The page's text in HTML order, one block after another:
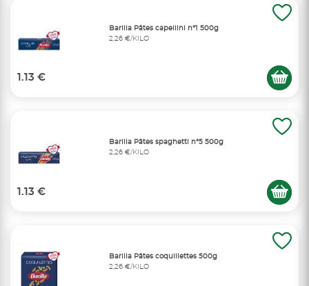
Barilla Pâtes capellini n°1 500g
2,26 €/KILO
1.13 €
Barilla Pâtes spaghetti n°5 500g
2,26 €/KILO
1.13 €
Barilla Pâtes coquillettes 500g
2,26 €/KILO